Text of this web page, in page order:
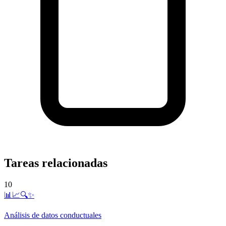
Tareas relacionadas
10
📊📈🔍✨
Análisis de datos conductuales